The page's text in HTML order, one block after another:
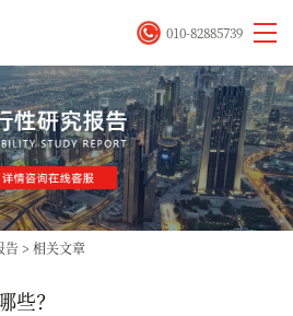
010-82885739
告 > 相关文章
些？